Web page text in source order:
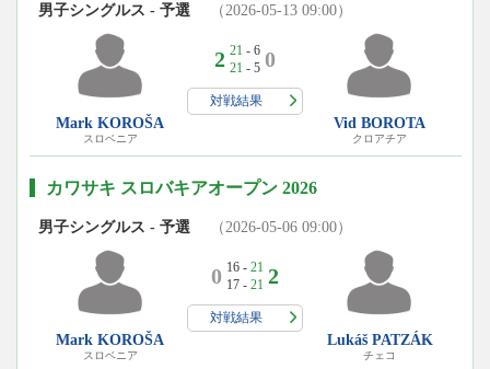
男子シングルス - 予選 （2026-05-13 09:00）
Mark KOROŠA
スロベニア
2 21 - 6
21 - 5 0
対戦結果
Vid BOROTA
クロアチア
カワサキ スロバキアオープン 2026
男子シングルス - 予選 （2026-05-06 09:00）
Mark KOROŠA
スロベニア
0 16 - 21
17 - 21 2
対戦結果
Lukáš PATZÁK
チェコ